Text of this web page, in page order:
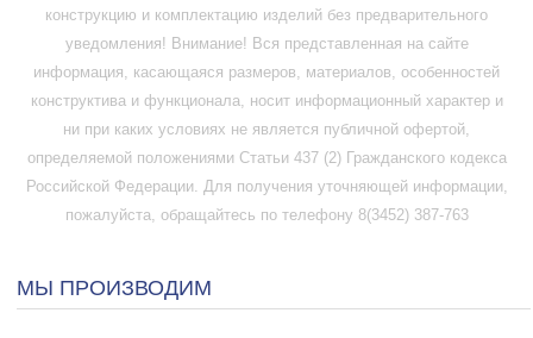
конструкцию и комплектацию изделий без предварительного
уведомления! Внимание! Вся представленная на сайте
информация, касающаяся размеров, материалов, особенностей
конструктива и функционала, носит информационный характер и
ни при каких условиях не является публичной офертой,
определяемой положениями Статьи 437 (2) Гражданского кодекса
Российской Федерации. Для получения уточняющей информации,
пожалуйста, обращайтесь по телефону 8(3452) 387-763
МЫ ПРОИЗВОДИМ